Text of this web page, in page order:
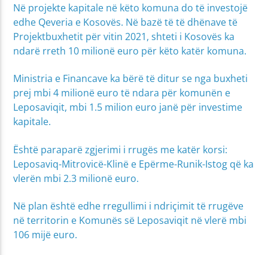
Në projekte kapitale në këto komuna do të investojë
edhe Qeveria e Kosovës. Në bazë të të dhënave të
Projektbuxhetit për vitin 2021, shteti i Kosovës ka
ndarë rreth 10 milionë euro për këto katër komuna.
Ministria e Financave ka bërë të ditur se nga buxheti
prej mbi 4 milionë euro të ndara për komunën e
Leposaviqit, mbi 1.5 milion euro janë për investime
kapitale.
Është paraparë zgjerimi i rrugës me katër korsi:
Leposaviq-Mitrovicë-Klinë e Epërme-Runik-Istog që ka
vlerën mbi 2.3 milionë euro.
Në plan është edhe rregullimi i ndriçimit të rrugëve
në territorin e Komunës së Leposaviqit në vlerë mbi
106 mijë euro.